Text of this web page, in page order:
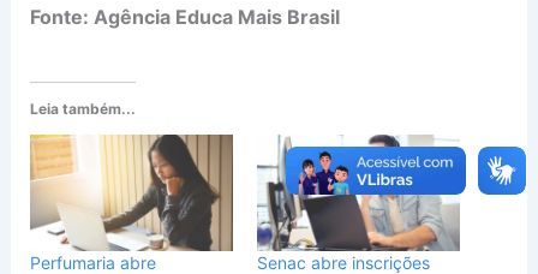
Fonte: Agência Educa Mais Brasil
Leia também...
Perfumaria abre
Senac abre inscrições